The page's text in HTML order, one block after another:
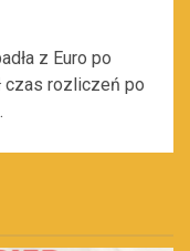
z Euro po
czas rozliczeń po